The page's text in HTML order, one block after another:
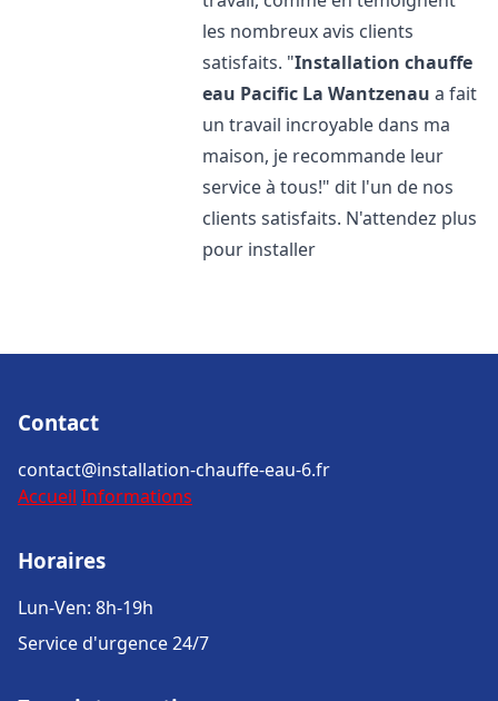
les nombreux avis clients
satisfaits. "Installation chauffe
eau Pacific La Wantzenau a fait
un travail incroyable dans ma
maison, je recommande leur
service à tous!" dit l'un de nos
clients satisfaits. N'attendez plus
pour installer
Contact
contact@installation-chauffe-eau-6.fr
Accueil Informations
Horaires
Lun-Ven: 8h-19h
Service d'urgence 24/7